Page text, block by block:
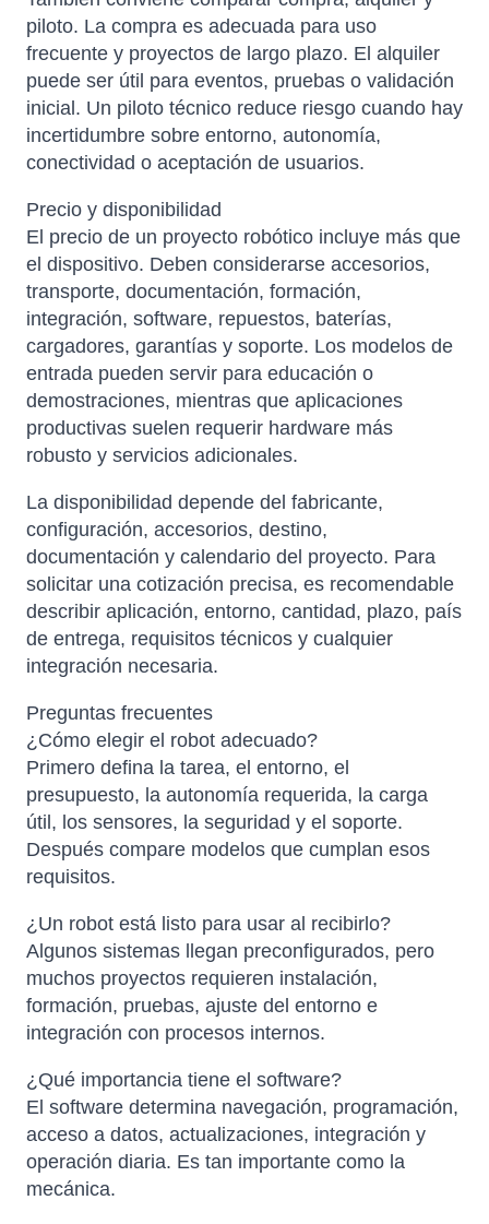
piloto. La compra es adecuada para uso
frecuente y proyectos de largo plazo. El alquiler
puede ser útil para eventos, pruebas o validación
inicial. Un piloto técnico reduce riesgo cuando hay
incertidumbre sobre entorno, autonomía,
conectividad o aceptación de usuarios.
Precio y disponibilidad
El precio de un proyecto robótico incluye más que
el dispositivo. Deben considerarse accesorios,
transporte, documentación, formación,
integración, software, repuestos, baterías,
cargadores, garantías y soporte. Los modelos de
entrada pueden servir para educación o
demostraciones, mientras que aplicaciones
productivas suelen requerir hardware más
robusto y servicios adicionales.
La disponibilidad depende del fabricante,
configuración, accesorios, destino,
documentación y calendario del proyecto. Para
solicitar una cotización precisa, es recomendable
describir aplicación, entorno, cantidad, plazo, país
de entrega, requisitos técnicos y cualquier
integración necesaria.
Preguntas frecuentes
¿Cómo elegir el robot adecuado?
Primero defina la tarea, el entorno, el
presupuesto, la autonomía requerida, la carga
útil, los sensores, la seguridad y el soporte.
Después compare modelos que cumplan esos
requisitos.
¿Un robot está listo para usar al recibirlo?
Algunos sistemas llegan preconfigurados, pero
muchos proyectos requieren instalación,
formación, pruebas, ajuste del entorno e
integración con procesos internos.
¿Qué importancia tiene el software?
El software determina navegación, programación,
acceso a datos, actualizaciones, integración y
operación diaria. Es tan importante como la
mecánica.